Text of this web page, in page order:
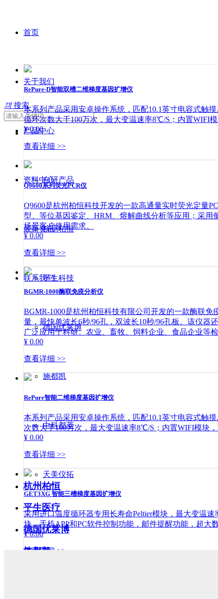
首页
关于我们
产品中心
自研产品
杭州柏恒
平生科技
德国优莱博
施都凯
中科都菱
天美仪拓
资料中心
最新资讯
联系我们
끠 搜索
RePure-D智能双槽二维梯度基因扩增仪
本系列产品采用安卓操作系统，匹配10.1英寸电容式触
循环次数大于100万次，最大变温速率8℃/S；内置WIFI
¥ 0.00
查看详细 >>
Q9600系列荧光PCR仪
Q9600是杭州柏恒科技开发的一款高通量实时荧光定量
型、等位基因鉴定、HRM、熔解曲线分析等应用；采
场景客户使用需求。
¥ 0.00
查看详细 >>
BGMR-1000酶联免疫分析仪
BGMR-1000是杭州柏恒科技有限公司开发的一款酶联
量，最快单波长6秒/96孔，双波长10秒/96孔板。该仪
广泛应用于科研、农业、畜牧、饲料企业、食品企业等
¥ 0.00
查看详细 >>
RePure智能二维梯度基因扩增仪
本系列产品采用安卓操作系统，匹配10.1英寸电容式触
次数大于100万次，最大变温速率8℃/S；内置WIFI模块
¥ 0.00
查看详细 >>
GET3XG 智能三槽梯度基因扩增仪
采用进口温度循环器专用长寿命Peltier模块，最大变温
块，手机APP和PC软件控制功能，邮件提醒功能，超
¥ 0.00
查看详细 >>
杭州柏恒
平生医疗
德国优莱博
施都凯